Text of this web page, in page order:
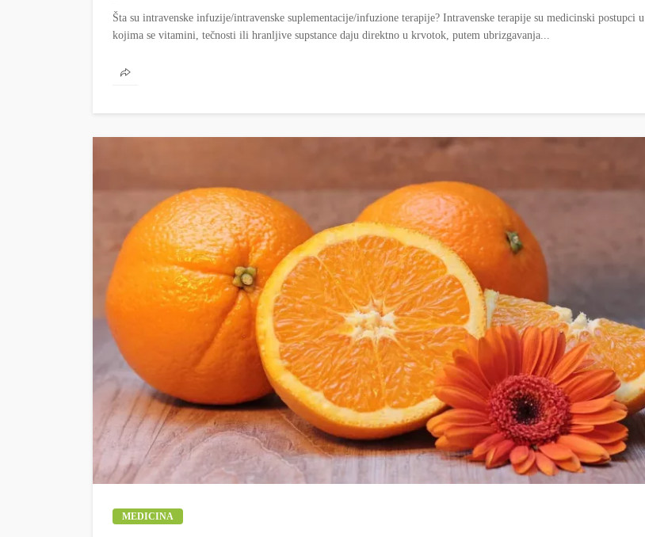
Šta su intravenske infuzije/intravenske suplementacije/infuzione terapije? Intravenske terapije su medicinski postupci u
kojima se vitamini, tečnosti ili hranljive supstance daju direktno u krvotok, putem ubrizgavanja...
MEDICINA